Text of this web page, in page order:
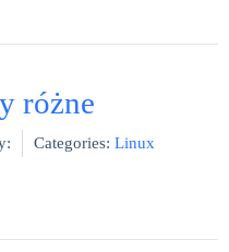
różne
Categories: Linux